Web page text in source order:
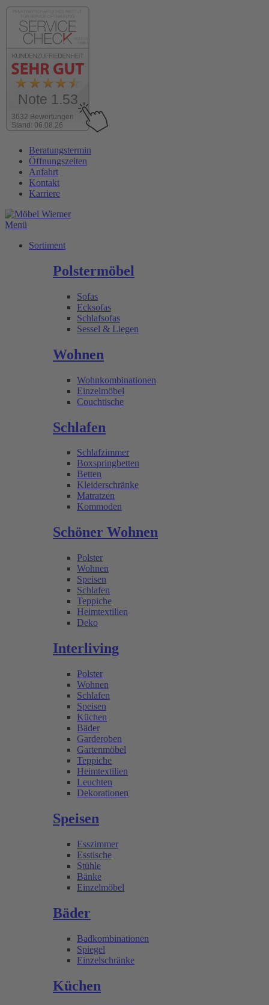
3632 Bewertungen
Stand: 06.08.26
Note 1.53
Inhalt
wechseln
Beratungstermin
Öffnungszeiten
Anfahrt
Kontakt
Karriere
Menü
Sortiment
Polstermöbel
Sofas
Ecksofas
Schlafsofas
Sessel & Liegen
Wohnen
Wohnkombinationen
Einzelmöbel
Couchtische
Schlafen
Schlafzimmer
Boxspringbetten
Betten
Kleiderschränke
Matratzen
Kommoden
Schöner Wohnen
Polster
Wohnen
Speisen
Schlafen
Teppiche
Heimtextilien
Deko
Interliving
Polster
Wohnen
Schlafen
Speisen
Küchen
Bäder
Garderoben
Gartenmöbel
Teppiche
Heimtextilien
Leuchten
Dekorationen
Speisen
Esszimmer
Esstische
Stühle
Bänke
Einzelmöbel
Bäder
Badkombinationen
Spiegel
Einzelschränke
Küchen